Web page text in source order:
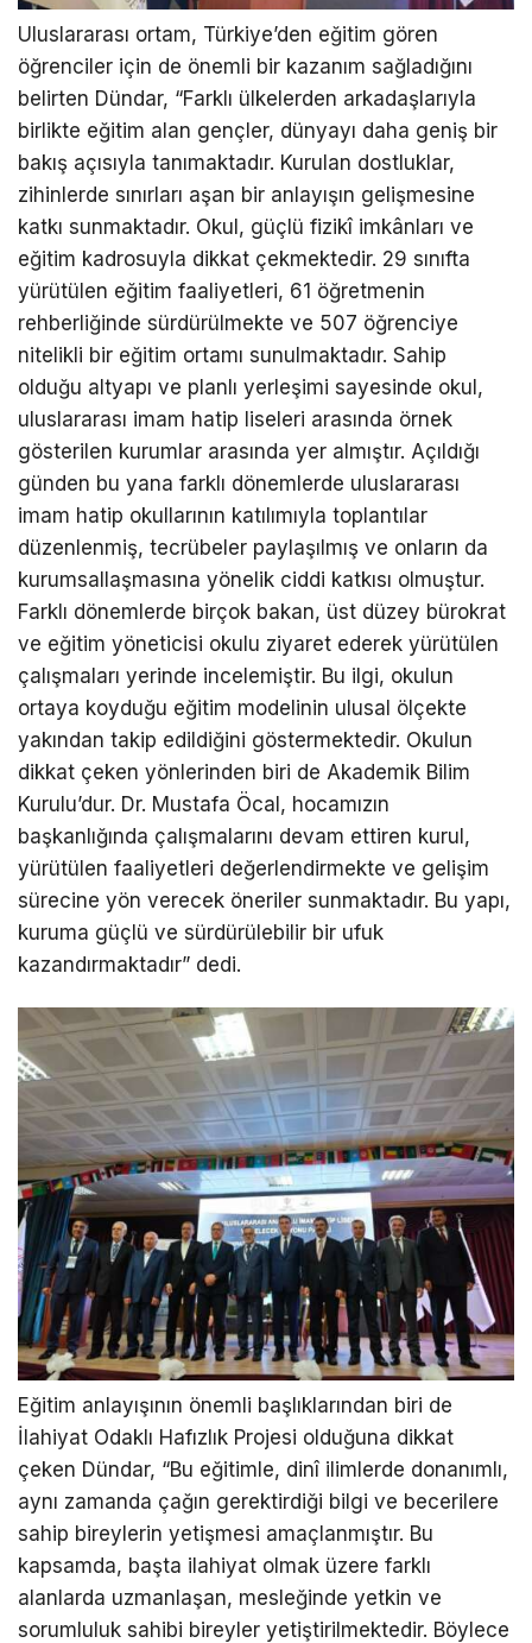
Uluslararası ortam, Türkiye’den eğitim gören
öğrenciler için de önemli bir kazanım sağladığını
belirten Dündar, “Farklı ülkelerden arkadaşlarıyla
birlikte eğitim alan gençler, dünyayı daha geniş bir
bakış açısıyla tanımaktadır. Kurulan dostluklar,
zihinlerde sınırları aşan bir anlayışın gelişmesine
katkı sunmaktadır. Okul, güçlü fizikî imkânları ve
eğitim kadrosuyla dikkat çekmektedir. 29 sınıfta
yürütülen eğitim faaliyetleri, 61 öğretmenin
rehberliğinde sürdürülmekte ve 507 öğrenciye
nitelikli bir eğitim ortamı sunulmaktadır. Sahip
olduğu altyapı ve planlı yerleşimi sayesinde okul,
uluslararası imam hatip liseleri arasında örnek
gösterilen kurumlar arasında yer almıştır. Açıldığı
günden bu yana farklı dönemlerde uluslararası
imam hatip okullarının katılımıyla toplantılar
düzenlenmiş, tecrübeler paylaşılmış ve onların da
kurumsallaşmasına yönelik ciddi katkısı olmuştur.
Farklı dönemlerde birçok bakan, üst düzey bürokrat
ve eğitim yöneticisi okulu ziyaret ederek yürütülen
çalışmaları yerinde incelemiştir. Bu ilgi, okulun
ortaya koyduğu eğitim modelinin ulusal ölçekte
yakından takip edildiğini göstermektedir. Okulun
dikkat çeken yönlerinden biri de Akademik Bilim
Kurulu’dur. Dr. Mustafa Öcal, hocamızın
başkanlığında çalışmalarını devam ettiren kurul,
yürütülen faaliyetleri değerlendirmekte ve gelişim
sürecine yön verecek öneriler sunmaktadır. Bu yapı,
kuruma güçlü ve sürdürülebilir bir ufuk
kazandırmaktadır” dedi.
Eğitim anlayışının önemli başlıklarından biri de
İlahiyat Odaklı Hafızlık Projesi olduğuna dikkat
çeken Dündar, “Bu eğitimle, dinî ilimlerde donanımlı,
aynı zamanda çağın gerektirdiği bilgi ve becerilere
sahip bireylerin yetişmesi amaçlanmıştır. Bu
kapsamda, başta ilahiyat olmak üzere farklı
alanlarda uzmanlaşan, mesleğinde yetkin ve
sorumluluk sahibi bireyler yetiştirilmektedir. Böylece